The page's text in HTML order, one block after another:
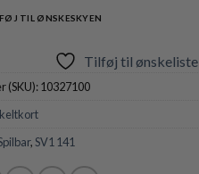
TIL ØNSKESKYEN
Tilføj til ønskeliste
(SKU):10327100
,SV1 141